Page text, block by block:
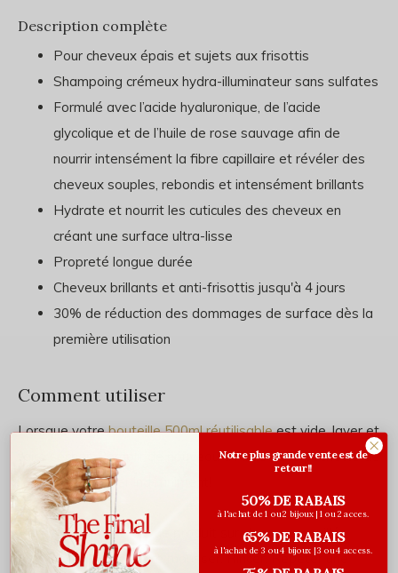
Description complète
Pour cheveux épais et sujets aux frisottis
Shampoing crémeux hydra-illuminateur sans sulfates
Formulé avec l’acide hyaluronique, de l’acide
glycolique et de l’huile de rose sauvage afin de
nourrir intensément la fibre capillaire et révéler des
cheveux souples, rebondis et intensément brillants
Hydrate et nourrit les cuticules des cheveux en
créant une surface ultra-lisse
Propreté longue durée
Cheveux brillants et anti-frisottis jusqu'à 4 jours
30% de réduction des dommages de surface dès la
première utilisation
Comment utiliser
Lorsque votrebouteille 500ml réutilisableest vide, laver et
faire sécher. Remplir de nouveau à l'aide de la pochette de
recharge. Répéter indéfiniment!
Répartir une noisette de produit sur cheveux mouillés.
Ajouter de l'eau et faire mousser. Rincer. Répéter une
Notre plus grande vente est de
retour!!
50% DE RABAIS
à l'achat de 1 ou 2 bijoux | 1 ou 2 acces.
65% DE RABAIS
à l'achat de 3 ou 4 bijoux | 3 ou 4 access.